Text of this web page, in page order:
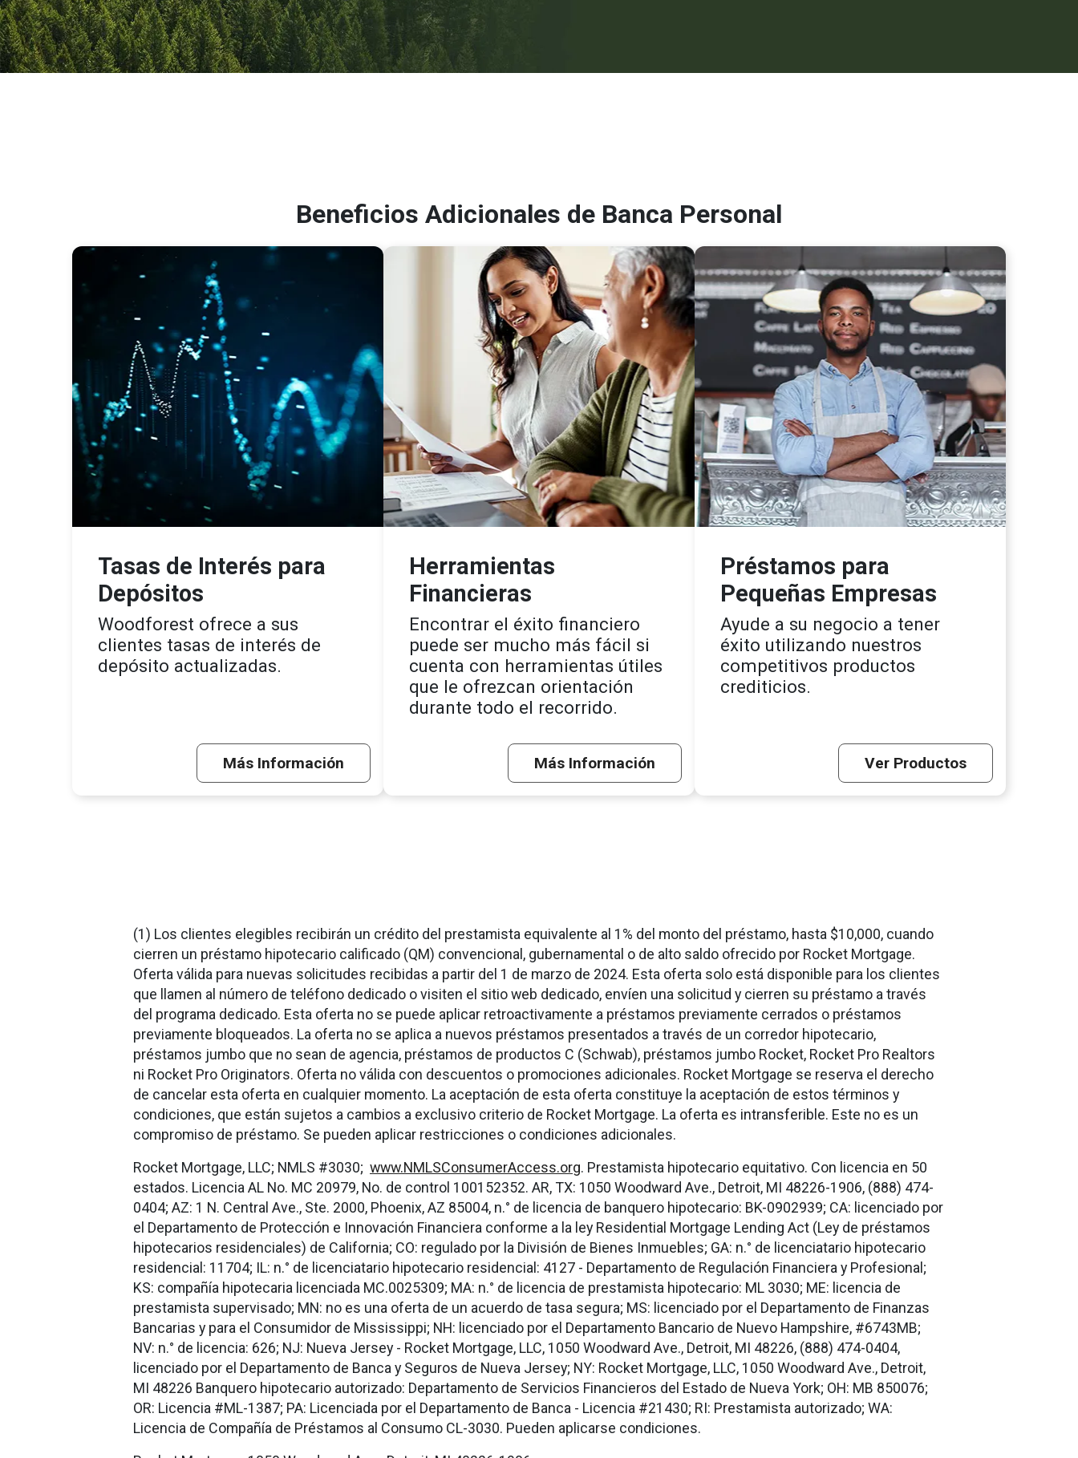
Beneficios Adicionales de Banca Personal
Tasas de Interés para
Depósitos
Woodforest ofrece a sus
clientes tasas de interés de
depósito actualizadas.
Más Información
Herramientas
Financieras
Encontrar el éxito financiero
puede ser mucho más fácil si
cuenta con herramientas útiles
que le ofrezcan orientación
durante todo el recorrido.
Más Información
Préstamos para
Pequeñas Empresas
Ayude a su negocio a tener
éxito utilizando nuestros
competitivos productos
crediticios.
Ver Productos
(1) Los clientes elegibles recibirán un crédito del prestamista equivalente al 1% del monto del préstamo, hasta $10,000, cuando
cierren un préstamo hipotecario calificado (QM) convencional, gubernamental o de alto saldo ofrecido por Rocket Mortgage.
Oferta válida para nuevas solicitudes recibidas a partir del 1 de marzo de 2024. Esta oferta solo está disponible para los clientes
que llamen al número de teléfono dedicado o visiten el sitio web dedicado, envíen una solicitud y cierren su préstamo a través
del programa dedicado. Esta oferta no se puede aplicar retroactivamente a préstamos previamente cerrados o préstamos
previamente bloqueados. La oferta no se aplica a nuevos préstamos presentados a través de un corredor hipotecario,
préstamos jumbo que no sean de agencia, préstamos de productos C (Schwab), préstamos jumbo Rocket, Rocket Pro Realtors
ni Rocket Pro Originators. Oferta no válida con descuentos o promociones adicionales. Rocket Mortgage se reserva el derecho
de cancelar esta oferta en cualquier momento. La aceptación de esta oferta constituye la aceptación de estos términos y
condiciones, que están sujetos a cambios a exclusivo criterio de Rocket Mortgage. La oferta es intransferible. Este no es un
compromiso de préstamo. Se pueden aplicar restricciones o condiciones adicionales.
Rocket Mortgage, LLC; NMLS #3030; www.NMLSConsumerAccess.org. Prestamista hipotecario equitativo. Con licencia en 50
estados. Licencia AL No. MC 20979, No. de control 100152352. AR, TX: 1050 Woodward Ave., Detroit, MI 48226-1906, (888) 474-
0404; AZ: 1 N. Central Ave., Ste. 2000, Phoenix, AZ 85004, n.° de licencia de banquero hipotecario: BK-0902939; CA: licenciado por
el Departamento de Protección e Innovación Financiera conforme a la ley Residential Mortgage Lending Act (Ley de préstamos
hipotecarios residenciales) de California; CO: regulado por la División de Bienes Inmuebles; GA: n.° de licenciatario hipotecario
residencial: 11704; IL: n.° de licenciatario hipotecario residencial: 4127 - Departamento de Regulación Financiera y Profesional;
KS: compañía hipotecaria licenciada MC.0025309; MA: n.° de licencia de prestamista hipotecario: ML 3030; ME: licencia de
prestamista supervisado; MN: no es una oferta de un acuerdo de tasa segura; MS: licenciado por el Departamento de Finanzas
Bancarias y para el Consumidor de Mississippi; NH: licenciado por el Departamento Bancario de Nuevo Hampshire, #6743MB;
NV: n.° de licencia: 626; NJ: Nueva Jersey - Rocket Mortgage, LLC, 1050 Woodward Ave., Detroit, MI 48226, (888) 474-0404,
licenciado por el Departamento de Banca y Seguros de Nueva Jersey; NY: Rocket Mortgage, LLC, 1050 Woodward Ave., Detroit,
MI 48226 Banquero hipotecario autorizado: Departamento de Servicios Financieros del Estado de Nueva York; OH: MB 850076;
OR: Licencia #ML-1387; PA: Licenciada por el Departamento de Banca - Licencia #21430; RI: Prestamista autorizado; WA:
Licencia de Compañía de Préstamos al Consumo CL-3030. Pueden aplicarse condiciones.